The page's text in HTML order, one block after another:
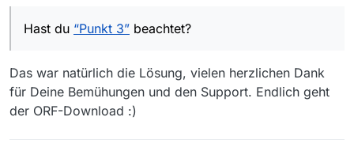
Ansonsten starte den DL mal auf der Kommandozeile
Wie du siehst, gibt’s da keine Sonderzeichen und
Leerzeichen im Pfad.
Hast du “Punkt 3” beachtet?
Das war natürlich die Lösung, vielen herzlichen Dank
für Deine Bemühungen und den Support. Endlich geht
der ORF-Download :)